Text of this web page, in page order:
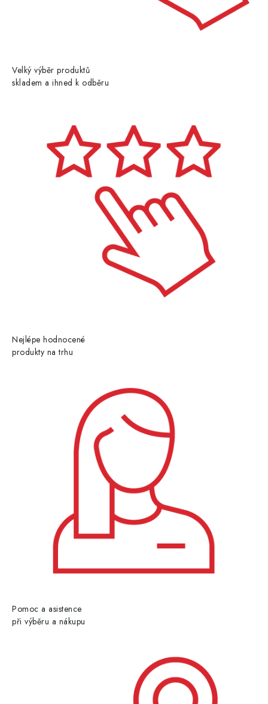
Velký výběr produktů
skladem a ihned k odběru
Nejlépe hodnocené
produkty na trhu
Pomoc a asistence
při výběru a nákupu